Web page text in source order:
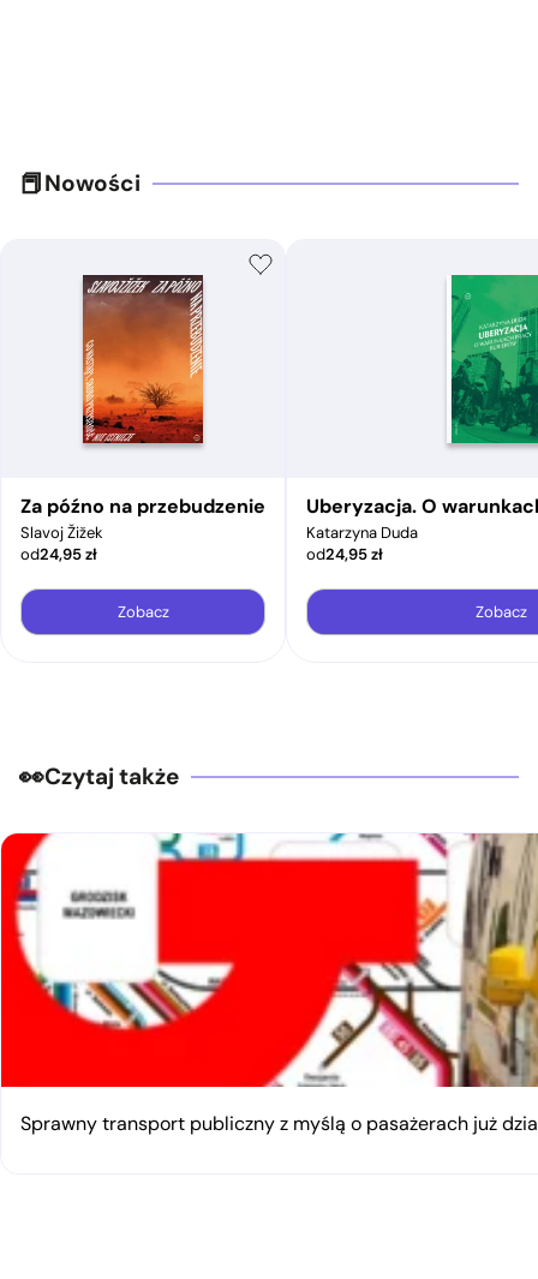
Nowości
Za późno na przebudzenie
Slavoj Žižek
od24,95zł
Zobacz
Uberyzacja. O
Katarzyna Duda
od24,95zł
Zobacz
Czytaj także
Sprawny transport publiczny z myślą o pasażerach już